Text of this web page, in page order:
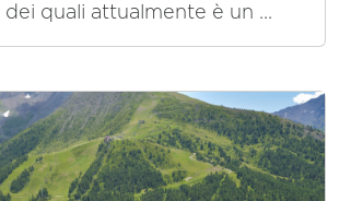
quali attualmente è un ...